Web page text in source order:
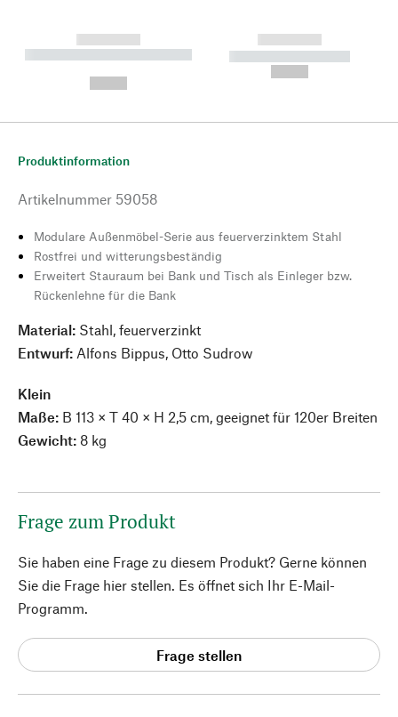
------------
----------- ----------- --------
------------
----------- -----------
Produktinformation
Artikelnummer 59058
Modulare Außenmöbel-Serie aus feuerverzinktem Stahl
Rostfrei und witterungsbeständig
Erweitert Stauraum bei Bank und Tisch als Einleger bzw.
Rückenlehne für die Bank
Material: Stahl, feuerverzinkt
Entwurf: Alfons Bippus, Otto Sudrow
Klein
Maße: B 113 × T 40 × H 2,5 cm, geeignet für 120er Breiten
Gewicht: 8 kg
Frage zum Produkt
Sie haben eine Frage zu diesem Produkt? Gerne können
Sie die Frage hier stellen. Es öffnet sich Ihr E-Mail-
Programm.
Frage stellen